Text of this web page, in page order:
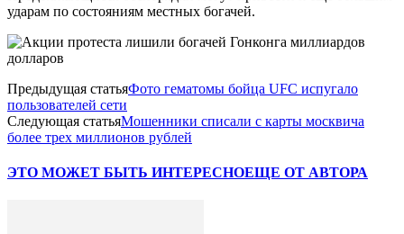
ударам по состояниям местных богачей.
Предыдущая статьяФото гематомы бойца UFC испугало
пользователей сети
Следующая статьяМошенники списали с карты москвича
более трех миллионов рублей
ЭТО МОЖЕТ БЫТЬ ИНТЕРЕСНОЕЩЕ ОТ АВТОРА